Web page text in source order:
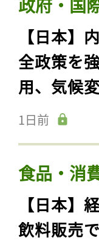
政府・国
【日本】
全政策を
用、気候
1日前
食品・消
【日本】
飲料販売